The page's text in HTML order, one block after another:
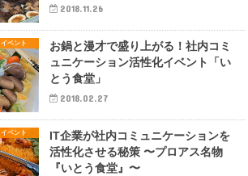
2018.11.26
イベント
お鍋と漫才で盛り上がる！社内コミ
ュニケーション活性化イベント「い
とう食堂」
2018.02.27
イベント
IT企業が社内コミュニケーションを
活性化させる秘策 〜プロアス名物
『いとう食堂』〜